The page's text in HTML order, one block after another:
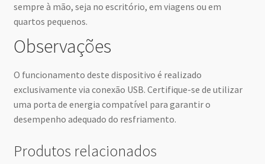
sempre à mão, seja no escritório, em viagens ou em
quartos pequenos.
Observações
O funcionamento deste dispositivo é realizado
exclusivamente via conexão USB. Certifique-se de utilizar
uma porta de energia compatível para garantir o
desempenho adequado do resfriamento.
Produtos relacionados